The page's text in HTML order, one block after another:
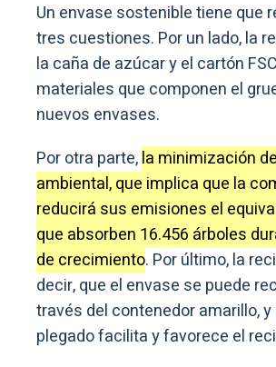
Un envase sostenible tiene que
tres cuestiones. Por un lado, la
la caña de azúcar y el cartón
materiales que componen el
nuevos envases.
Por otra parte,la minimización
ambiental, que implica que la
reducirá sus emisiones el
que absorben 16.456 árboles
de crecimiento. Por último, la
decir, que el envase se puede
través del contenedor amarillo,
plegado facilita y favorece el